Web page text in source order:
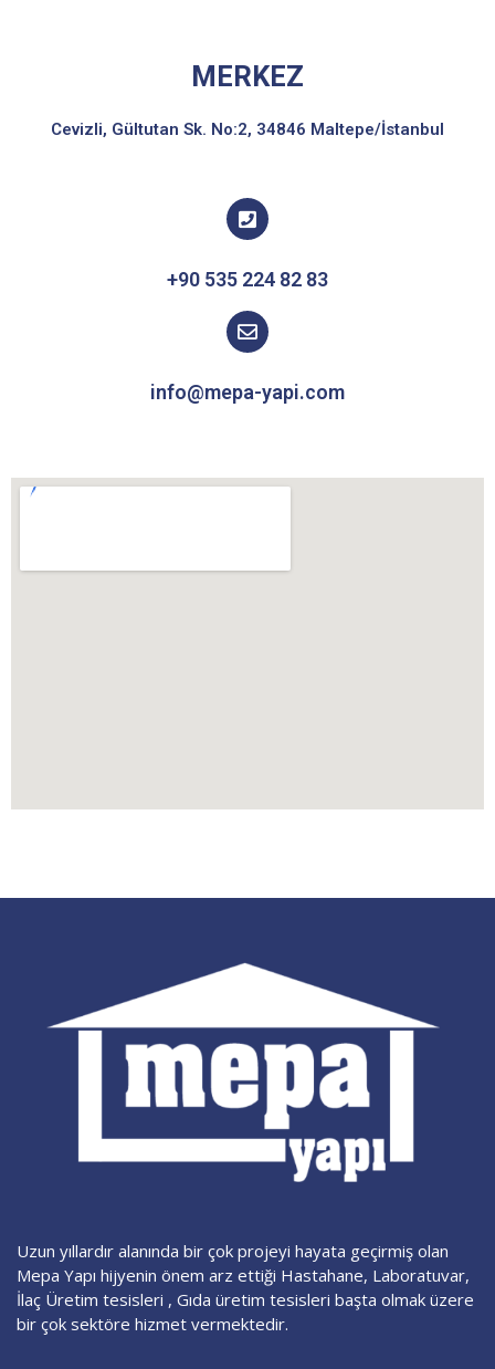
MERKEZ
Cevizli, Gültutan Sk. No:2, 34846 Maltepe/İstanbul
+90 535 224 82 83
info@mepa-yapi.com
Uzun yıllardır alanında bir çok projeyi hayata geçirmiş olan
Mepa Yapı hijyenin önem arz ettiği Hastahane, Laboratuvar,
İlaç Üretim tesisleri , Gıda üretim tesisleri başta olmak üzere
bir çok sektöre hizmet vermektedir.